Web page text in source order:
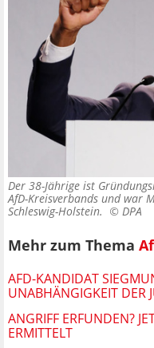
Der 38-Jährige ist
AfD-Kreisverbands und war
Schleswig-Holstein. © DPA
Mehr zum Thema
AFD-KANDIDAT
UNABHÄNGIGKEIT DER
ANGRIFF ERFUNDEN?
ERMITTELT